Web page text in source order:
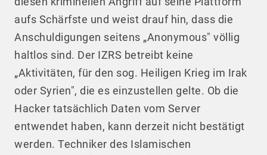
aufs Schärfste und weist drauf hin, dass die
Anschuldigungen seitens „Anonymous" völlig
haltlos sind. Der IZRS betreibt keine
„Aktivitäten, für den sog. Heiligen Krieg im Irak
oder Syrien", die es einzustellen gelte. Ob die
Hacker tatsächlich Daten vom Server
entwendet haben, kann derzeit nicht bestätigt
werden. Techniker des Islamischen